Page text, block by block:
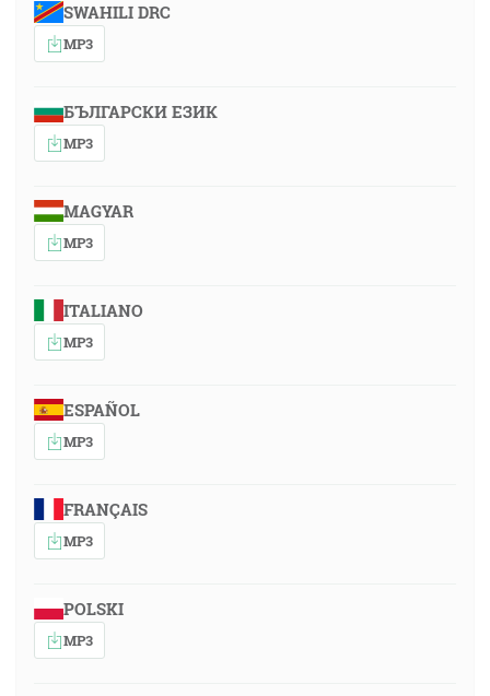
SWAHILI DRC
MP3
БЪЛГАРСКИ ЕЗИК
MP3
MAGYAR
MP3
ITALIANO
MP3
ESPAÑOL
MP3
FRANÇAIS
MP3
POLSKI
MP3